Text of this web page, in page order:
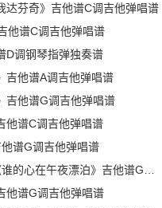
达芬奇》吉他谱C调吉他弹唱谱
他谱C调吉他弹唱谱
D调钢琴指弹独奏谱
吉他谱A调吉他弹唱谱
吉他谱G调吉他弹唱谱
他谱C调吉他弹唱谱
谱G调吉他弹唱谱
在午夜漂泊》吉他谱G调吉他弹唱谱
他谱G调吉他弹唱谱